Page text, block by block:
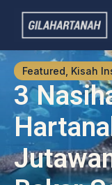
Featured, Kisah
3